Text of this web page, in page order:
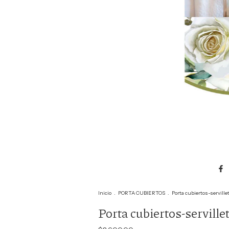
Inicio . PORTA CUBIERTOS . Porta cubiertos-
Porta cubiertos-